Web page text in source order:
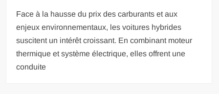
Face à la hausse du prix des carburants et aux
enjeux environnementaux, les voitures hybrides
suscitent un intérêt croissant. En combinant moteur
thermique et système électrique, elles offrent une
conduite